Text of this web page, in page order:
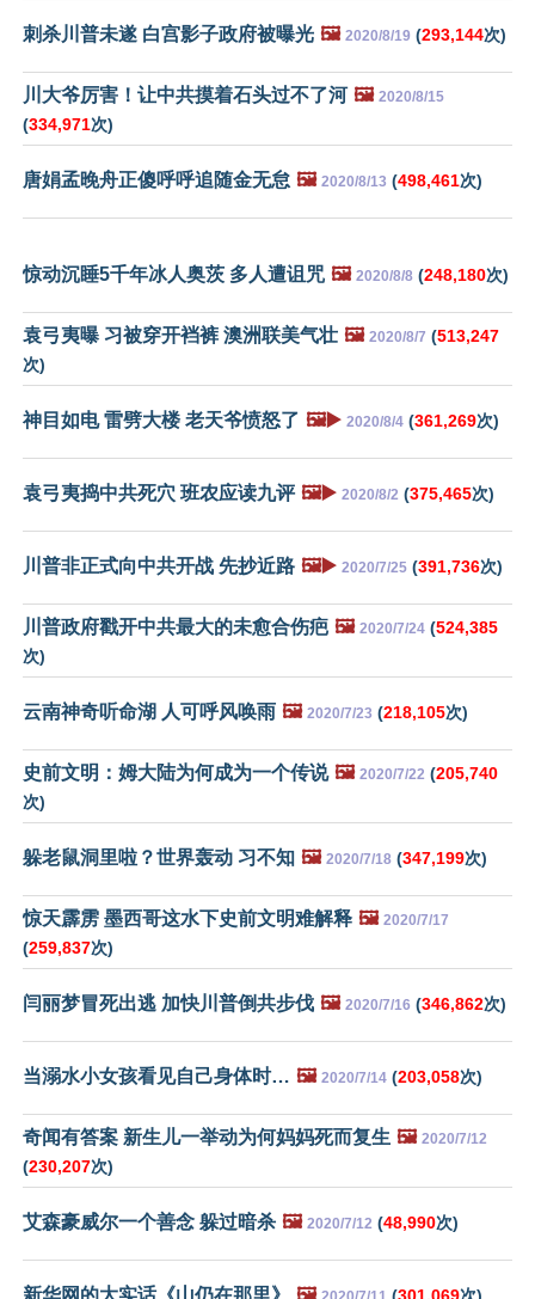
刺杀川普未遂 白宫影子政府被曝光 🖼️ 2020/8/19 (293,144次)
川大爷厉害！让中共摸着石头过不了河 🖼️ 2020/8/15
(334,971次)
唐娟孟晚舟正傻呼呼追随金无怠 🖼️ 2020/8/13 (498,461次)
惊动沉睡5千年冰人奥茨 多人遭诅咒 🖼️ 2020/8/8 (248,180次)
袁弓夷曝 习被穿开裆裤 澳洲联美气壮 🖼️ 2020/8/7 (513,247
次)
神目如电 雷劈大楼 老天爷愤怒了 🖼️▶️ 2020/8/4 (361,269次)
袁弓夷捣中共死穴 班农应读九评 🖼️▶️ 2020/8/2 (375,465次)
川普非正式向中共开战 先抄近路 🖼️▶️ 2020/7/25 (391,736次)
川普政府戳开中共最大的未愈合伤疤 🖼️ 2020/7/24 (524,385
次)
云南神奇听命湖 人可呼风唤雨 🖼️ 2020/7/23 (218,105次)
史前文明：姆大陆为何成为一个传说 🖼️ 2020/7/22 (205,740
次)
躲老鼠洞里啦？世界轰动 习不知 🖼️ 2020/7/18 (347,199次)
惊天霹雳 墨西哥这水下史前文明难解释 🖼️ 2020/7/17
(259,837次)
闫丽梦冒死出逃 加快川普倒共步伐 🖼️ 2020/7/16 (346,862次)
当溺水小女孩看见自己身体时… 🖼️ 2020/7/14 (203,058次)
奇闻有答案 新生儿一举动为何妈妈死而复生 🖼️ 2020/7/12
(230,207次)
艾森豪威尔一个善念 躲过暗杀 🖼️ 2020/7/12 (48,990次)
新华网的大实话《山仍在那里》 🖼️ (301,069次)